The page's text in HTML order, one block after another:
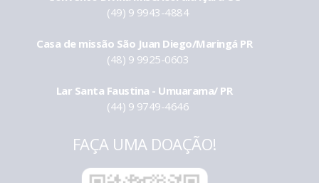
(49) 9 9943-4884
Casa de missão São Juan Diego/Maringá PR
(48) 9 9925-0603
Lar Santa Faustina - Umuarama/ PR
(44) 9 9749-4646
FAÇA UMA DOAÇÃO!